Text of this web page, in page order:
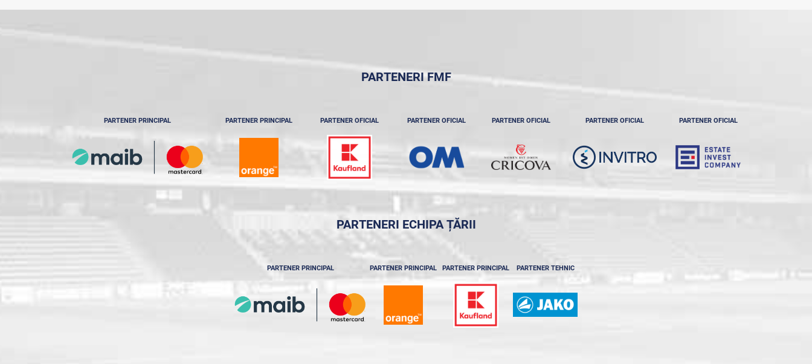
PARTENERI FMF
PARTENER PRINCIPAL PARTENER PRINCIPAL PARTENER OFICIAL PARTENER OFICIAL PARTENER OFICIAL PARTENER OFICIAL PARTENER OFICIAL
PARTENERI ECHIPA ȚĂRII
PARTENER PRINCIPAL PARTENER PRINCIPAL PARTENER PRINCIPAL PARTENER TEHNIC